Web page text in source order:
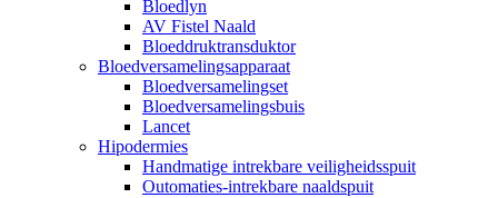
Bloedlyn
AV Fistel Naald
Bloeddruktransduktor
Bloedversamelingsapparaat
Bloedversamelingset
Bloedversamelingsbuis
Lancet
Hipodermies
Handmatige intrekbare veiligheidsspuit
Outomaties-intrekbare naaldspuit